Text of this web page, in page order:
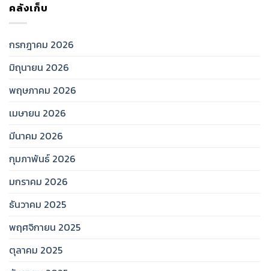
คลังเก็บ
กรกฎาคม 2026
มิถุนายน 2026
พฤษภาคม 2026
เมษายน 2026
มีนาคม 2026
กุมภาพันธ์ 2026
มกราคม 2026
ธันวาคม 2025
พฤศจิกายน 2025
ตุลาคม 2025